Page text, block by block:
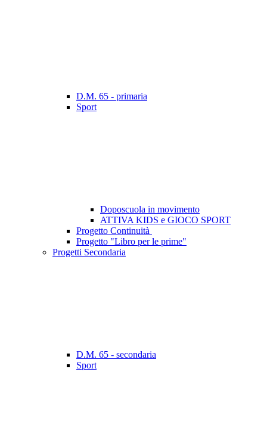
D.M. 65 - primaria
Sport
Doposcuola in movimento
ATTIVA KIDS e GIOCO SPORT
Progetto Continuità
Progetto "Libro per le prime"
Progetti Secondaria
D.M. 65 - secondaria
Sport